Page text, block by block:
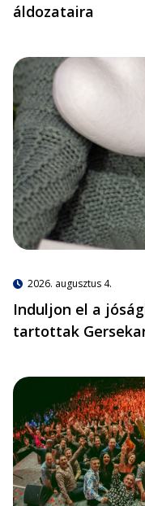
áldozataira
2026. augusztus 4.
Induljon el a
tartottak